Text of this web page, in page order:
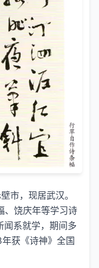
市，现居武汉。
、饶庆年等学习诗
闻系就学，期间多
获《诗神》全国